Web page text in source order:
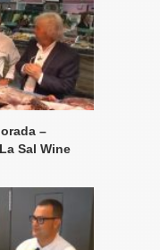
–
Sal Wine